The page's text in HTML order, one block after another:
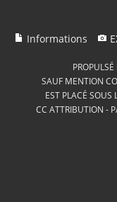
Informations
PROPULSÉ
SAUF MENTION
EST PLACÉ SOUS
CC ATTRIBUTION -